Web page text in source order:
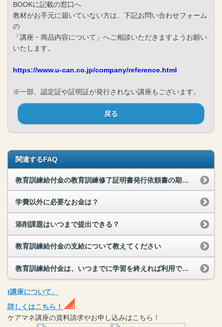
BOOKに記載の窓口へ
教材がお手元に届いていない方は、下記お問い合わせフォーム
の
「講座・商品内容について」へご相談いただきますようお願い
いたします。
https://www.u-can.co.jp/company/reference.html
※一部、認定証や証明証が発行されない講座もございます。
戻る
関連するFAQ
教育訓練給付金の教育訓練修了証明書発行依頼書の期限が過ぎてしまったのですが発行していただけますか？
学費以外に必要なお金は？
添削課題はいつまで提出できる？
教育訓練給付金の支給について教えてください
教育訓練給付金は、いつまでに学習を終えれば利用できますか？
t講座について、
詳しくはこちら！
ケアマネ講座の資料請求やお申し込みはこちら！